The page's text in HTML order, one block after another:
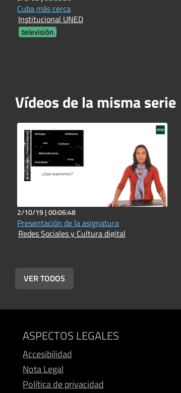
Cuba más cerca
Institucional UNED
televisión
Vídeos de la misma serie
2/10/19 |00:06:48
Presentación de la asignatura
Redes Sociales y Cultura digital
VER TODOS
ASPECTOS LEGALES
Accesibilidad
Nota Legal
Política de privacidad